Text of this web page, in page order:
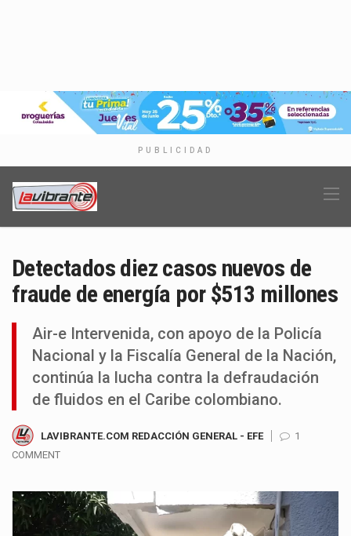
PUBLICIDAD
Detectados diez casos nuevos de
fraude de energía por $513 millones
Air-e Intervenida, con apoyo de la Policía
Nacional y la Fiscalía General de la Nación,
continúa la lucha contra la defraudación
de fluidos en el Caribe colombiano.
LAVIBRANTE.COM REDACCIÓN GENERAL - EFE
1
COMMENT